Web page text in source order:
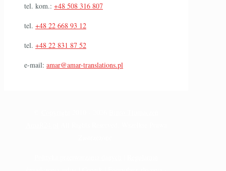
tel. kom.: +48 508 316 807
tel. +48 22 668 93 12
tel. +48 22 831 87 52
e-mail: amar@amar-translations.pl